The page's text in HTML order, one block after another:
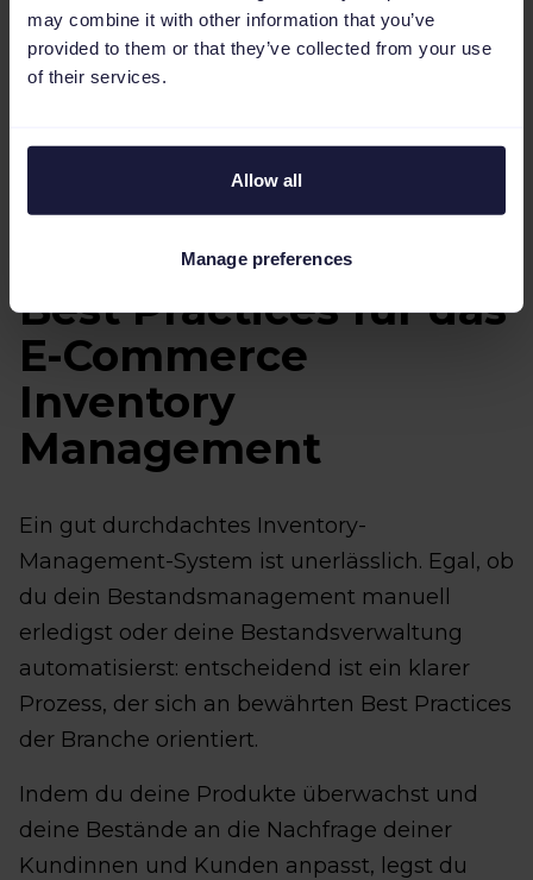
may combine it with other information that you’ve
provided to them or that they’ve collected from your use
of their services.
Allow all
Manage preferences
diverse Kanäle hinweg, die jeweils ihre
eigene Logik anwenden. Oft kommt es zu
der Regel auf eine lokale und nicht auf eine
globale Aktualisierung ausgelegt sind.
Best Practices für das
E-Commerce
Inventory
Management
Ein gut durchdachtes Inventory-
Management-System ist unerlässlich. Egal, ob
du dein Bestandsmanagement manuell
erledigst oder deine Bestandsverwaltung
automatisierst: entscheidend ist ein klarer
Prozess, der sich an bewährten Best Practices
der Branche orientiert.
Indem du deine Produkte überwachst und
deine Bestände an die Nachfrage deiner
Kundinnen und Kunden anpasst, legst du